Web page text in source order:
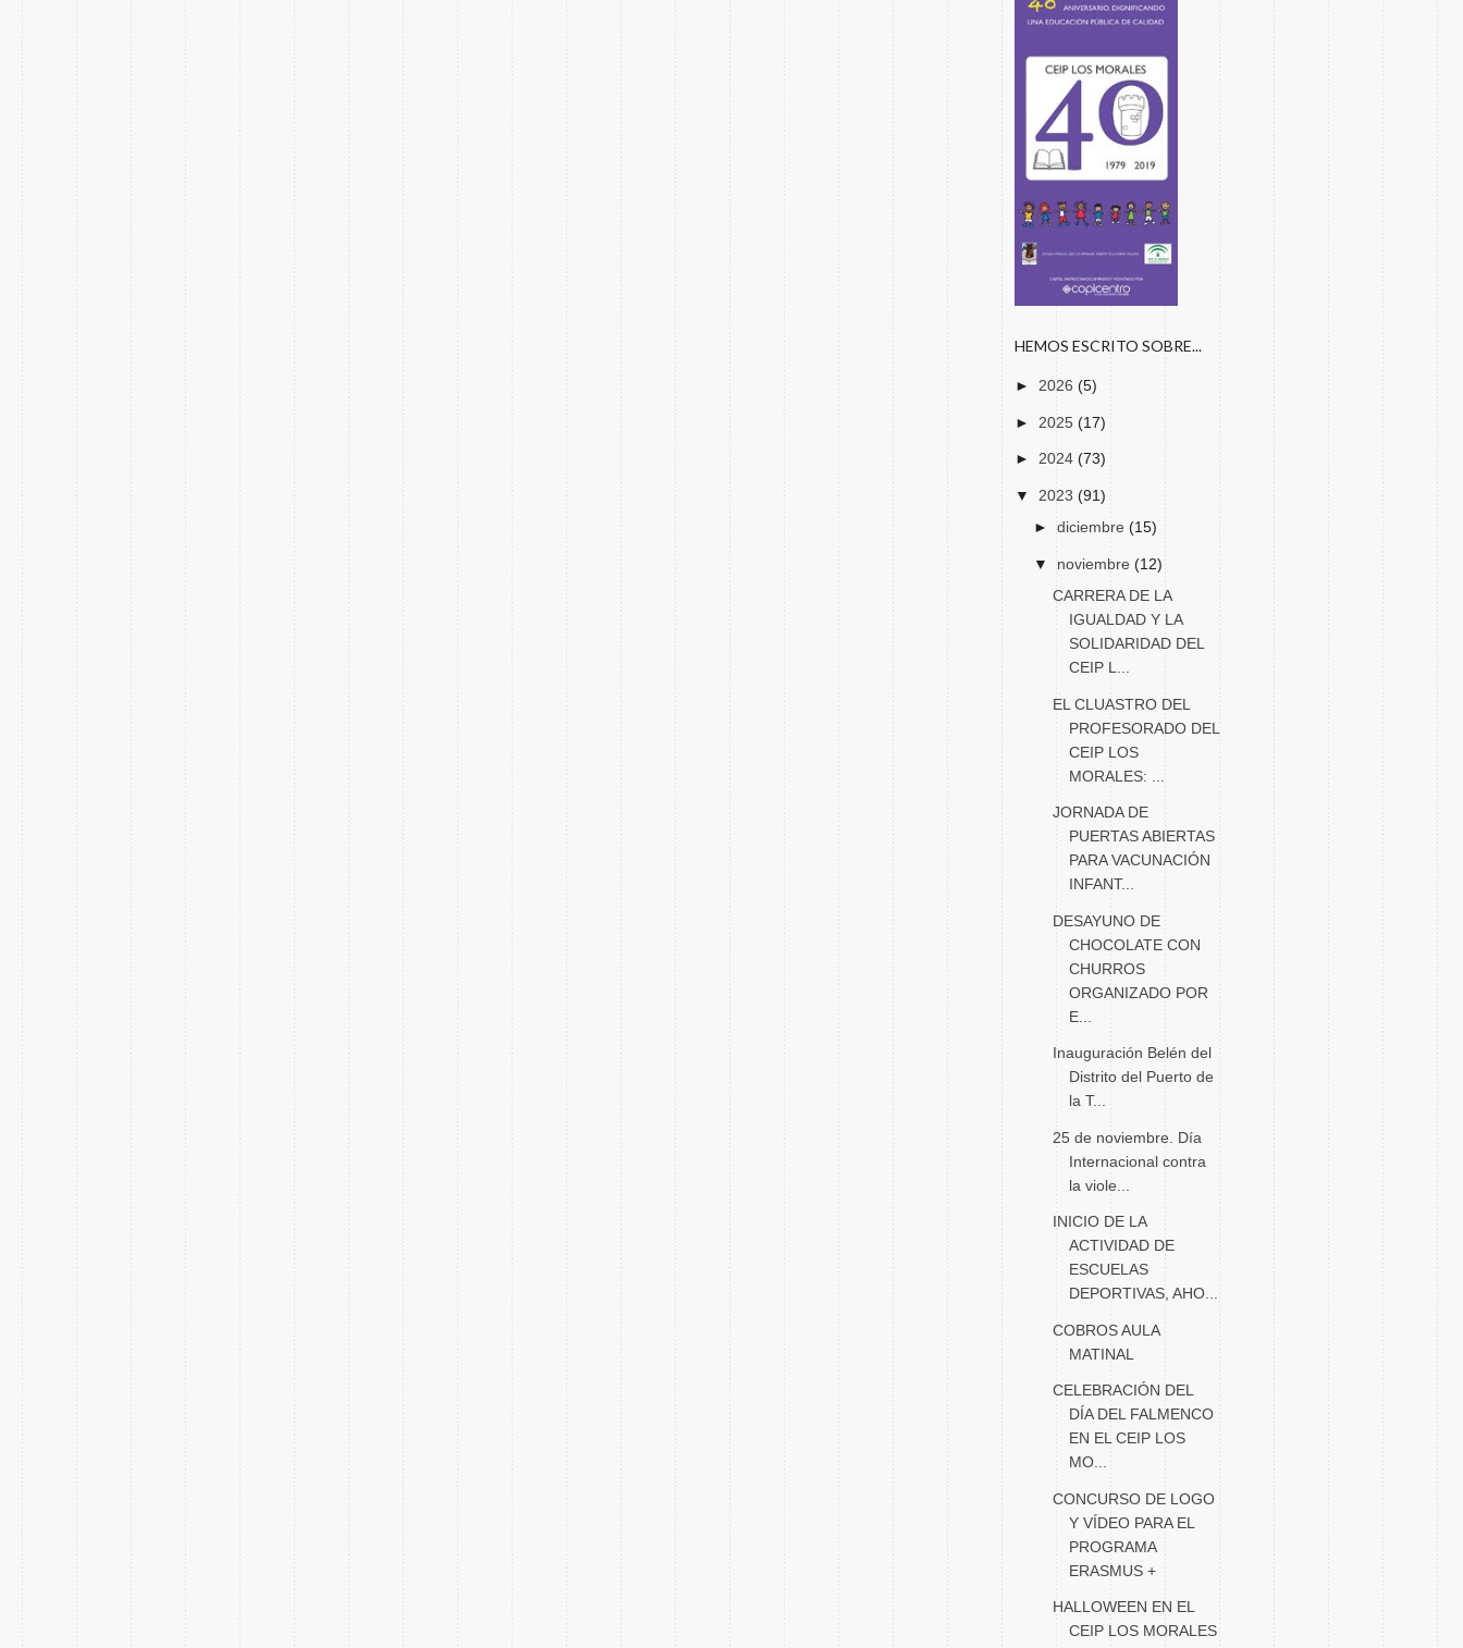
HEMOS ESCRITO SOBRE...
► 2026 (5)
► 2025 (17)
► 2024 (73)
▼ 2023 (91)
► diciembre (15)
▼noviembre (12)
CARRERA DE LA
IGUALDAD Y LA
SOLIDARIDAD DEL
CEIP L...
EL CLUASTRO DEL
PROFESORADO DEL
CEIP LOS
MORALES: ...
JORNADA DE
PUERTAS ABIERTAS
PARA VACUNACIÓN
INFANT...
DESAYUNO DE
CHOCOLATE CON
CHURROS
ORGANIZADO POR
E...
Inauguración Belén del
Distrito del Puerto de
la T...
25 de noviembre. Día
Internacional contra
la viole...
INICIO DE LA
ACTIVIDAD DE
ESCUELAS
DEPORTIVAS, AHO...
COBROS AULA
MATINAL
CELEBRACIÓN DEL
DÍA DEL FALMENCO
EN EL CEIP LOS
MO...
CONCURSO DE LOGO
Y VÍDEO PARA EL
PROGRAMA
ERASMUS +
HALLOWEEN EN EL
CEIP LOS MORALES